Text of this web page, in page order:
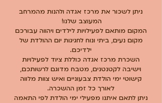
ניתן לשכור את מרכז אגדה ולהנות מהמרחב
המעוצב שלנו!
המקום מותאם לפעילויות לילדים ויהווה עבורכם
מקום נעים, ביתי ונוח לחגיגות יום ההולדת של
ילדיכם.
השכרת מרכז אגדה כוללת ציוד לפעילויות
וישיבה לקטנטנים, מטבח מדוגם לרשותכם,
קישוטי ימי הולדת צבעוניים ואיש צוות מלווה
לאורך כל זמן ההשכרה.
ניתן לתאם איתנו מפעילי ימי הולדת לפי התאמה